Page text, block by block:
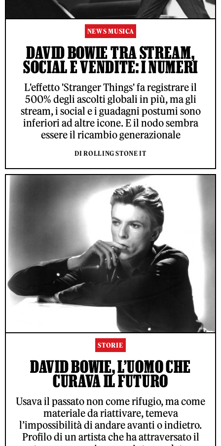
NEWS MUSICA
DAVID BOWIE TRA STREAM,
SOCIAL E VENDITE: I NUMERI
L'effetto 'Stranger Things' fa registrare il
500% degli ascolti globali in più, ma gli
stream, i social e i guadagni postumi sono
inferiori ad altre icone. E il nodo sembra
essere il ricambio generazionale
DI ROLLING STONE IT
STORIE
DAVID BOWIE, L’UOMO CHE
CURAVA IL FUTURO
Usava il passato non come rifugio, ma come
materiale da riattivare, temeva
l’impossibilità di andare avanti o indietro.
Profilo di un artista che ha attraversato il